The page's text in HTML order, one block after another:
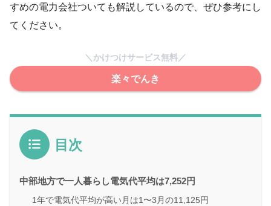
すめの電力会社ついても解説しているので、ぜひ参考にし
てください。
＼かけつけサービス無料／
楽々でんき
目次
中部地方で一人暮らし電気代平均は7,252円
1年で電気代平均が高い月は1〜3月の11,125円